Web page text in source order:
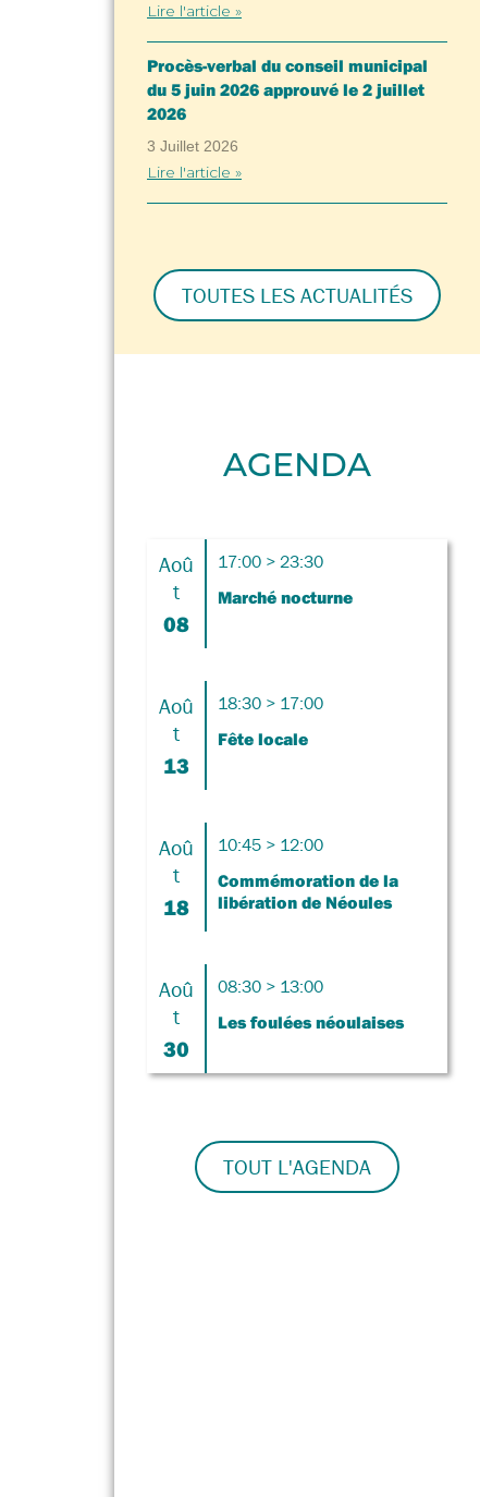
Lire l'article »
Procès-verbal du conseil municipal
du 5 juin 2026 approuvé le 2 juillet
2026
3 Juillet 2026
Lire l'article »
TOUTES LES ACTUALITÉS
AGENDA
Aoû
t
08
17:00 > 23:30
Marché nocturne
Aoû
t
13
18:30 > 17:00
Fête locale
Aoû
t
18
10:45 > 12:00
Commémoration de la
libération de Néoules
Aoû
t
30
08:30 > 13:00
Les foulées néoulaises
TOUT L'AGENDA